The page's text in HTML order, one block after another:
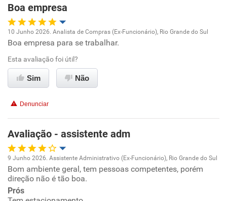
Boa empresa
Oportunidade de promoção
Ambiente de trabalho
Benefícios
Recomenda esta empresa
Recomenda a diretoria
10 Junho 2026. Analista de Compras (Ex-Funcionário), Rio Grande do Sul
Boa empresa para se trabalhar.
Esta avaliação foi útil?
Sim Não
Denunciar
Avaliação - assistente adm
Oportunidade de promoção
Ambiente de trabalho
9 Junho 2026. Assistente Administrativo (Ex-Funcionário), Rio Grande do Sul
Bom ambiente geral, tem pessoas competentes, porém
direção não é tão boa.
Prós